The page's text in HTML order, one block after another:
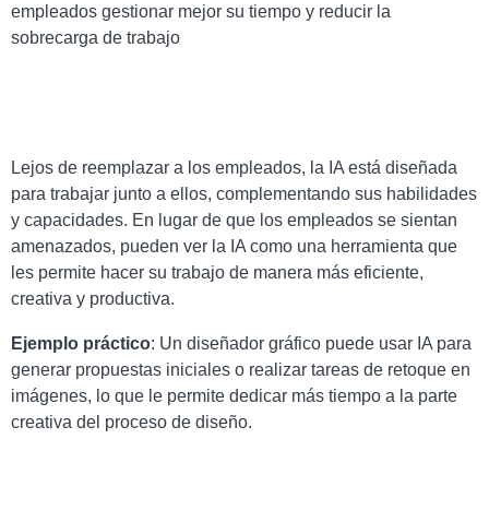
empleados gestionar mejor su tiempo y reducir la
sobrecarga de trabajo
Lejos de reemplazar a los empleados, la IA está diseñada
para trabajar junto a ellos, complementando sus habilidades
y capacidades. En lugar de que los empleados se sientan
amenazados, pueden ver la IA como una herramienta que
les permite hacer su trabajo de manera más eficiente,
creativa y productiva.
Ejemplo práctico: Un diseñador gráfico puede usar IA para
generar propuestas iniciales o realizar tareas de retoque en
imágenes, lo que le permite dedicar más tiempo a la parte
creativa del proceso de diseño.